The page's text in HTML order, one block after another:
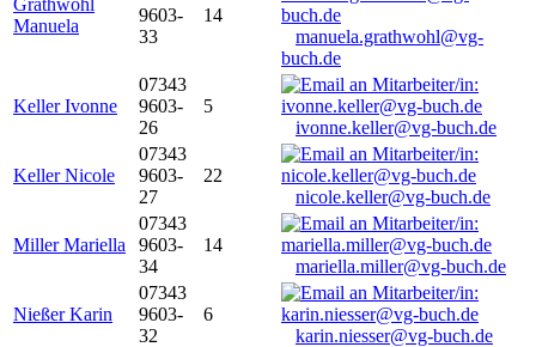
Grathwohl
Manuela
9603-
33
14
manuela.grathwohl@vg-
buch.de
Keller Ivonne
07343
9603-
26
5
ivonne.keller@vg-buch.de
Keller Nicole
07343
9603-
27
22
nicole.keller@vg-buch.de
Miller Mariella
07343
9603-
34
14
mariella.miller@vg-buch.de
Nießer Karin
07343
9603-
32
6
karin.niesser@vg-buch.de